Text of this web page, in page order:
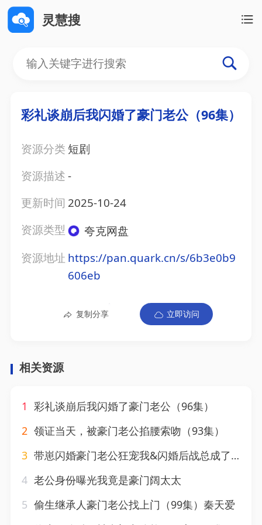
灵慧搜
彩礼谈崩后我闪婚了豪门老公（96集）
资源分类 短剧
资源描述-
更新时间 2025-10-24
资源类型
夸克网盘
资源地址 https://pan.quark.cn/s/6b3e0b9
606eb
复制分享 立即访问
相关资源
1 彩礼谈崩后我闪婚了豪门老公（96集）
2 领证当天，被豪门老公掐腰索吻（93集）
3 带崽闪婚豪门老公狂宠我&闪婚后战总成了甜心奶爸（89集）
4 老公身份曝光我竟是豪门阔太太
5 偷生继承人豪门老公找上门（99集）秦天爱